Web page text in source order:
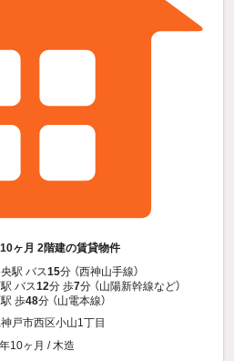
ヶ月 2階建の賃貸物件
駅 バス15分 （西神山手線）
バス12分 歩7分 （山陽新幹線など）
歩48分 （山電本線）
戸市西区小山1丁目
10ヶ月 / 木造